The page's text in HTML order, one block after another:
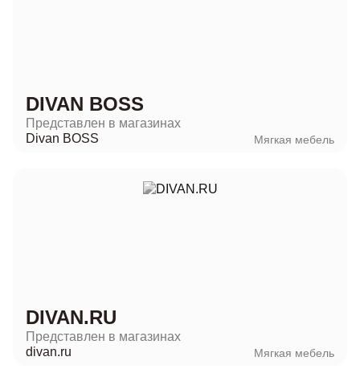
DIVAN BOSS
Представлен в магазинах
Divan BOSS
Мягкая мебель
DIVAN.RU
Представлен в магазинах
divan.ru
Мягкая мебель